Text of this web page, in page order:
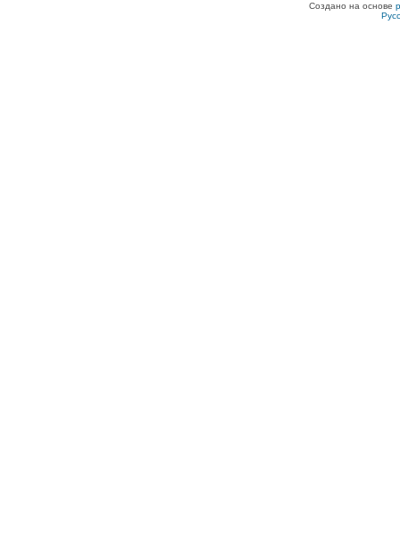
Создано на основе